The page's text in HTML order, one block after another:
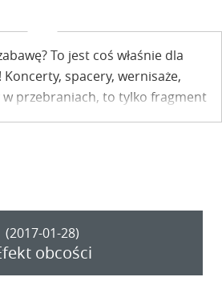
To jest coś właśnie dla
spacery, wernisaże,
w przebraniach, to tylko fragment
edycji imprezy. Ruszajcie do
(2017-01-28)
obcości